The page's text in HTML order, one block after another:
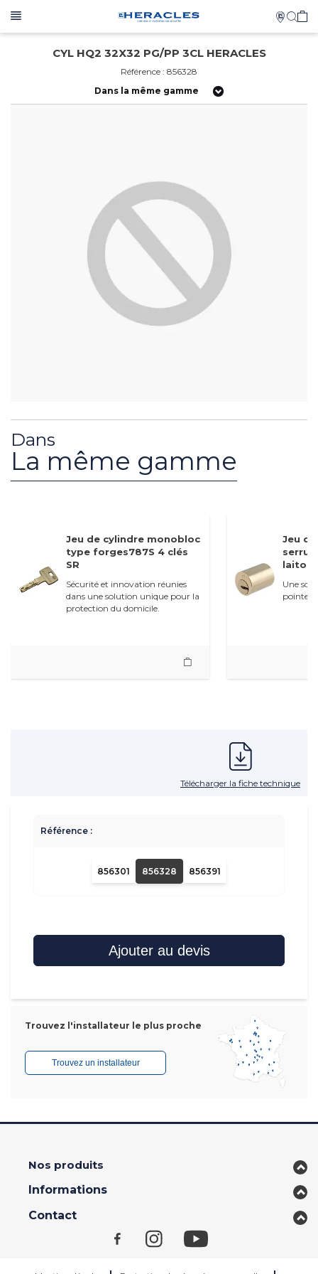
CYL HQ2 32X32 PG/PP 3CL HERACLES
Référence : 856328
Dans la même gamme
Dans
La même gamme
Jeu de cylindre monobloc
type forges787S 4 clés
SR
Sécurité et innovation réunies
dans une solution unique pour la
protection du domicile.
Jeu
laiton
Une
pointe.
Télécharger la fiche technique
Référence :
856301 856328 856391
Ajouter au devis
Trouvez l'installateur le plus proche
Trouvez un installateur
Nos produits
Informations
Contact